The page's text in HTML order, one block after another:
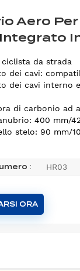
Aero Per
da strada
dei cavi:
dei cavi interno
di carbonio ad
400 mm/
stelo: 90 mm/
: HR03
ORA